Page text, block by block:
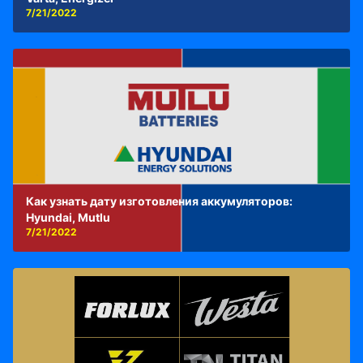
7/21/2022
Как узнать дату изготовления аккумуляторов:
Hyundai, Mutlu
7/21/2022